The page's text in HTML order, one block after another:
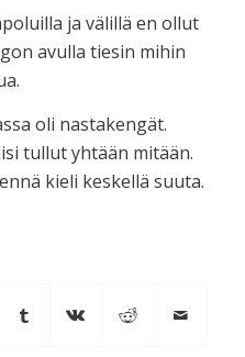
ja välillä en ollut
avulla tiesin mihin
oli nastakengät.
tullut yhtään mitään.
kieli keskellä suuta.